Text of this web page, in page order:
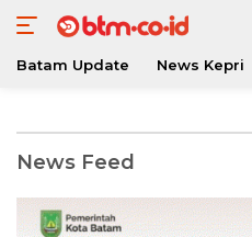
Batam Update News Kepri
btm.co.id
News Feed